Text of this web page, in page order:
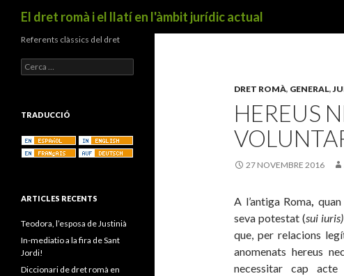
El dret romà i el llatí en l'àmbit jurídic actual
DRET ROMÀ, GENERAL,
HEREUS
27 NOVEMBRE 2016
A l’antiga Roma,quan
seva potestat (sui iuris)
que, per relacions
anomenats hereus
necessitar cap acte
Referents clàssics del dret
C
e
a
TRADUCCIÓ
ARTICLES RECENTS
Teodora, l’esposa de Justinià
In-mediatio a la fira de Sant
Jordi!
Diccionari de dret romà en